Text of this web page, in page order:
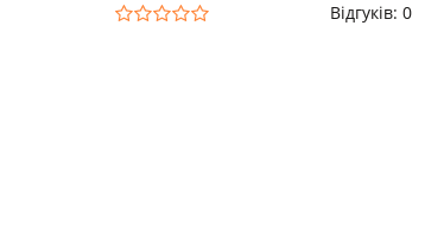
Відгуків: 0